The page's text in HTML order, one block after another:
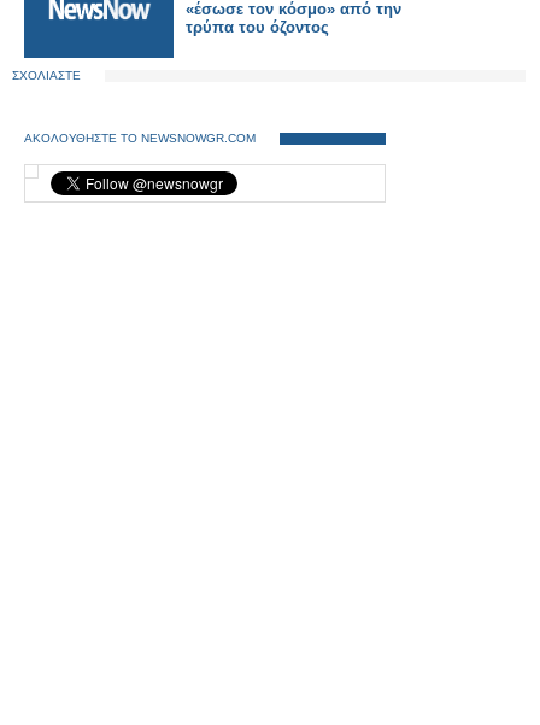
«έσωσε τον κόσμο» από την
τρύπα του όζοντος
ΣΧΟΛΙΑΣΤΕ
ΑΚΟΛΟΥΘΗΣΤΕ ΤΟ NEWSNOWGR.COM